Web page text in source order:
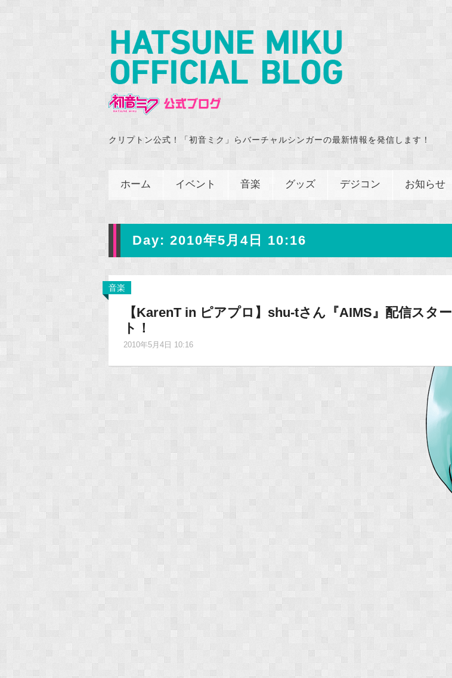
クリプトン公式！「初音ミク」らバーチャルシンガーの最新情報を発信します！
ホーム イベント 音楽 グッズ デジコン お知らせ
Day: 2010年5月4日 10:16
音楽
【KarenT in ピアプロ】shu-tさん『AIMS』配信スター
ト！
2010年5月4日 10:16